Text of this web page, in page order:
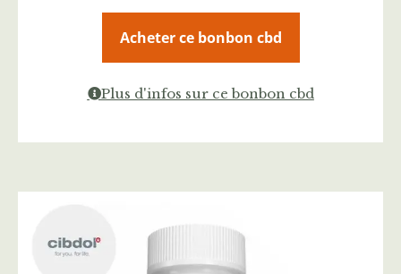
Acheter ce bonbon cbd
Plus d'infos sur ce bonbon cbd